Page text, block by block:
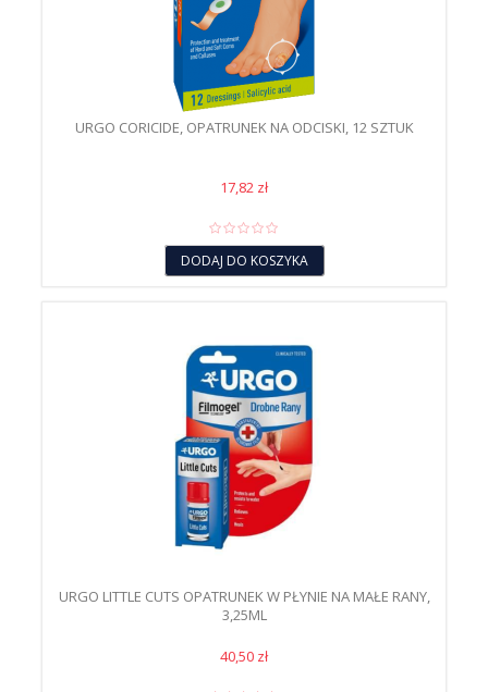
URGO CORICIDE, OPATRUNEK NA ODCISKI, 12 SZTUK
17,82 zł
DODAJ DO KOSZYKA
URGO LITTLE CUTS OPATRUNEK W PŁYNIE NA MAŁE RANY,
3,25ML
40,50 zł